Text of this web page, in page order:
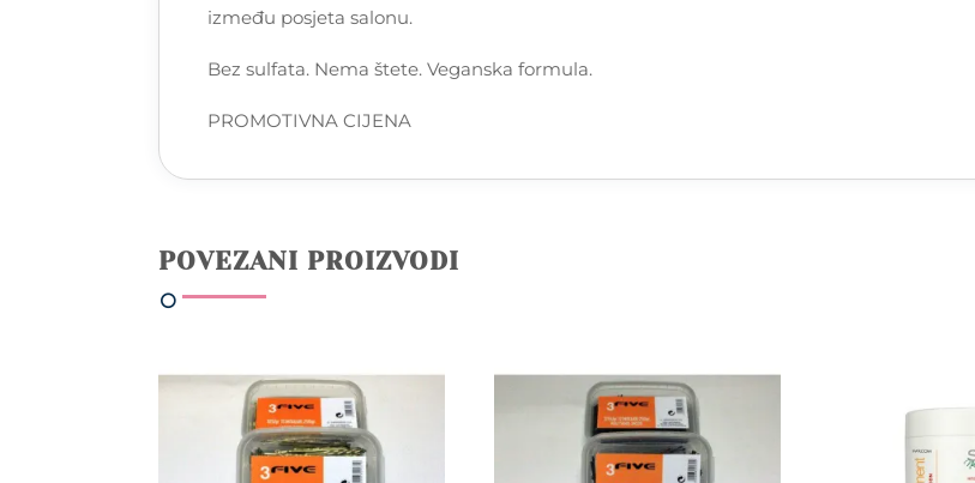
između posjeta salonu.
Bez sulfata. Nema štete. Veganska formula.
PROMOTIVNA CIJENA
POVEZANI PROIZVODI